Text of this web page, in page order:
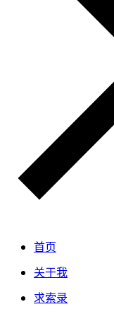
首页
关于我
求索录